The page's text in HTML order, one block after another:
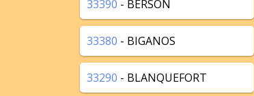
33390 - BERSON
33380 - BIGANOS
33290 - BLANQUEFORT